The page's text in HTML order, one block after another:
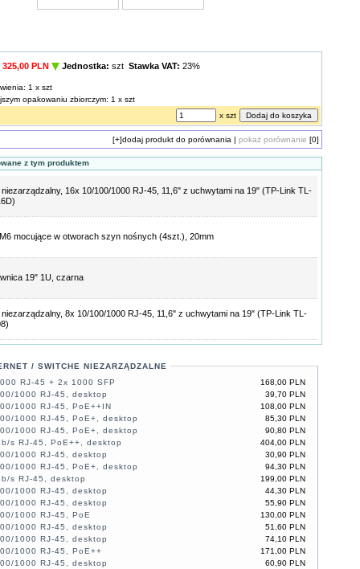
325,00 PLN Jednostka: szt Stawka VAT: 23%
1 x szt
opakowaniu zbiorczym: 1 x szt
x szt
[+]dodaj produkt do porównania | pokaż porównanie [0]
z tym produktem
niezarządzalny, 16x 10/100/1000 RJ-45, 11,6" z uchwytami na 19" (TP-Link TL-
mocujące w otworach szyn nośnych (4szt.), 20mm
19" 1U, czarna
niezarządzalny, 8x 10/100/1000 RJ-45, 11,6" z uchwytami na 19" (TP-Link TL-
/ SWITCHE NIEZARZĄDZALNE
168,00 PLN
RJ-45 + 2x 1000 SFP
39,70 PLN
1000 RJ-45, desktop
108,00 PLN
1000 RJ-45, PoE++IN
85,30 PLN
1000 RJ-45, PoE+, desktop
90,80 PLN
1000 RJ-45, PoE+, desktop
404,00 PLN
s RJ-45, PoE++, desktop
30,90 PLN
1000 RJ-45, desktop
94,30 PLN
1000 RJ-45, PoE+, desktop
199,00 PLN
s RJ-45, desktop
44,30 PLN
1000 RJ-45, desktop
55,90 PLN
1000 RJ-45, desktop
130,00 PLN
1000 RJ-45, PoE
51,60 PLN
1000 RJ-45, desktop
74,10 PLN
1000 RJ-45, desktop
171,00 PLN
1000 RJ-45, PoE++
60,90 PLN
1000 RJ-45, desktop